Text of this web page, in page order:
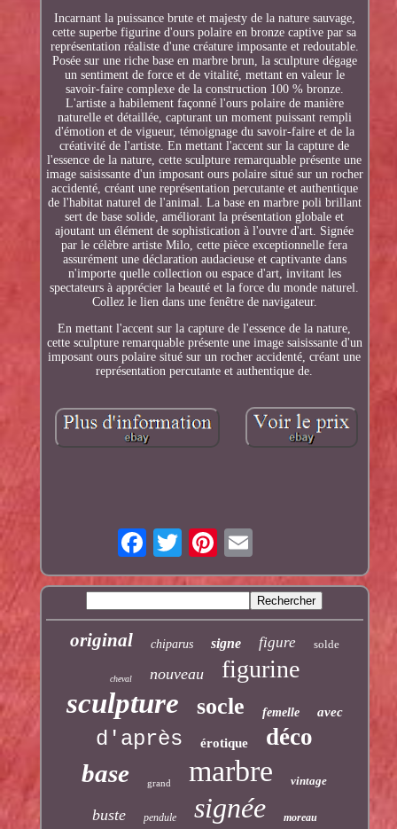
Incarnant la puissance brute et majesty de la nature sauvage,
cette superbe figurine d'ours polaire en bronze captive par sa
représentation réaliste d'une créature imposante et redoutable.
Posée sur une riche base en marbre brun, la sculpture dégage
un sentiment de force et de vitalité, mettant en valeur le
savoir-faire complexe de la construction 100 % bronze.
L'artiste a habilement façonné l'ours polaire de manière
naturelle et détaillée, capturant un moment puissant rempli
d'émotion et de vigueur, témoignage du savoir-faire et de la
créativité de l'artiste. En mettant l'accent sur la capture de
l'essence de la nature, cette sculpture remarquable présente une
image saisissante d'un imposant ours polaire situé sur un rocher
accidenté, créant une représentation percutante et authentique
de l'habitat naturel de l'animal. La base en marbre poli brillant
sert de base solide, améliorant la présentation globale et
ajoutant un élément de sophistication à l'ouvre d'art. Signée
par le célèbre artiste Milo, cette pièce exceptionnelle fera
assurément une déclaration audacieuse et captivante dans
n'importe quelle collection ou espace d'art, invitant les
spectateurs à apprécier la beauté et la force du monde naturel.
Collez le lien dans une fenêtre de navigateur.
En mettant l'accent sur la capture de l'essence de la nature,
cette sculpture remarquable présente une image saisissante d'un
imposant ours polaire situé sur un rocher accidenté, créant une
représentation percutante et authentique de.
original chiparus signe figure solde
cheval nouveau figurine
sculpture socle femelle avec
d'après érotique déco
base grand marbre vintage
buste pendule signée moreau